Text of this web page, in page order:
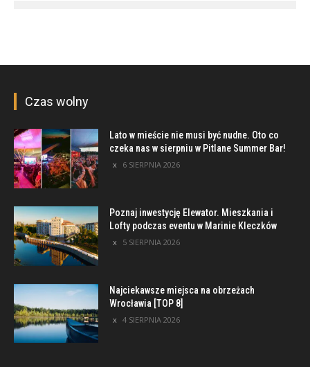
Czas wolny
Lato w mieście nie musi być nudne. Oto co
czeka nas w sierpniu w Pitlane Summer Bar!
6 SIERPNIA 2026
Poznaj inwestycję Elewator. Mieszkania i
Lofty podczas eventu w Marinie Kleczków
5 SIERPNIA 2026
Najciekawsze miejsca na obrzeżach
Wrocławia [TOP 8]
4 SIERPNIA 2026